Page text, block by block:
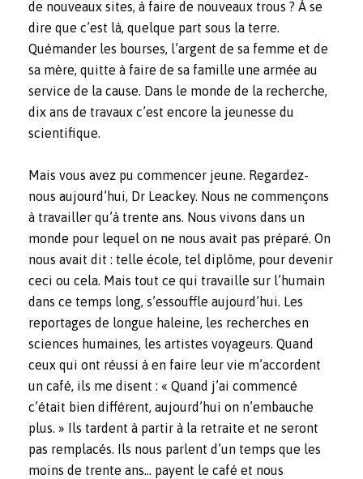
de nouveaux sites, à faire de nouveaux trous ? À se
dire que c’est là, quelque part sous la terre.
Quémander les bourses, l’argent de sa femme et de
sa mère, quitte à faire de sa famille une armée au
service de la cause. Dans le monde de la recherche,
dix ans de travaux c’est encore la jeunesse du
scientifique.
Mais vous avez pu commencer jeune. Regardez-
nous aujourd’hui, Dr Leackey. Nous ne commençons
à travailler qu’à trente ans. Nous vivons dans un
monde pour lequel on ne nous avait pas préparé. On
nous avait dit : telle école, tel diplôme, pour devenir
ceci ou cela. Mais tout ce qui travaille sur l’humain
dans ce temps long, s’essouffle aujourd’hui. Les
reportages de longue haleine, les recherches en
sciences humaines, les artistes voyageurs. Quand
ceux qui ont réussi à en faire leur vie m’accordent
un café, ils me disent : « Quand j’ai commencé
c’était bien différent, aujourd’hui on n’embauche
plus. » Ils tardent à partir à la retraite et ne seront
pas remplacés. Ils nous parlent d’un temps que les
moins de trente ans… payent le café et nous